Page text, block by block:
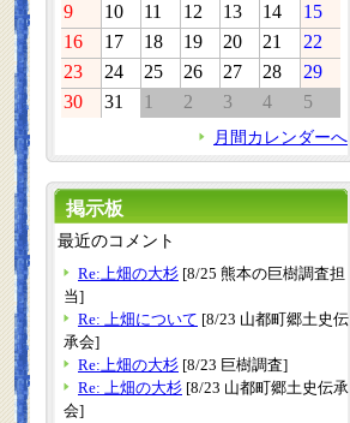
9
10 11 12 13 14
15
16
17 18 19 20 21
22
23
24 25 26 27 28
29
30
31 1 2 3 4 5
月間カレンダーへ
掲示板
最近のコメント
Re:上畑の大杉 [8/25 熊本の巨樹調査担
当]
Re: 上畑について [8/23 山都町郷土史伝
承会]
Re:上畑の大杉 [8/23 巨樹調査]
Re: 上畑の大杉 [8/23 山都町郷土史伝承
会]